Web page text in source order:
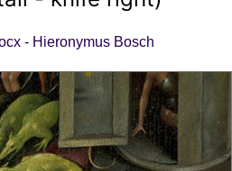
- Hieronymus Bosch